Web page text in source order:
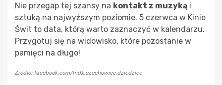
Nie przegap tej szansy na kontakt z muzyką i
sztuką na najwyższym poziomie. 5 czerwca w Kinie
Świt to data, którą warto zaznaczyć w kalendarzu.
Przygotuj się na widowisko, które pozostanie w
pamięci na długo!
Źródło: facebook.com/mdk.czechowice.dziedzice